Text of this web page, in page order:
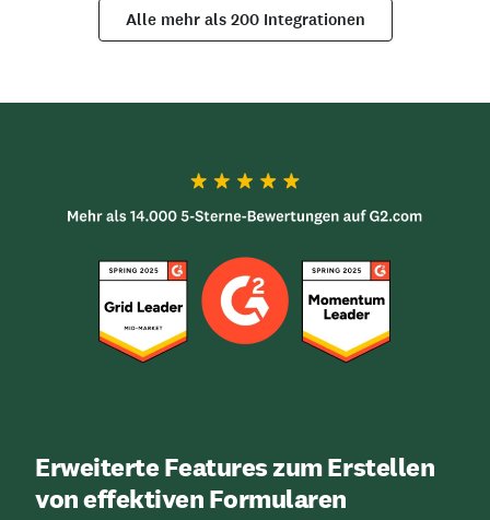
Alle mehr als 200 Integrationen
Erweiterte Features zum Erstellen
von effektiven Formularen